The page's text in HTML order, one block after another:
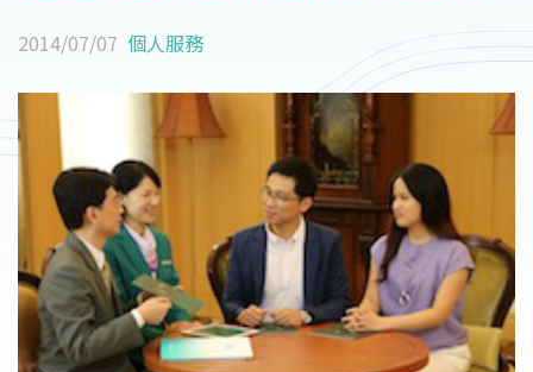
2014/07/07 個人服務